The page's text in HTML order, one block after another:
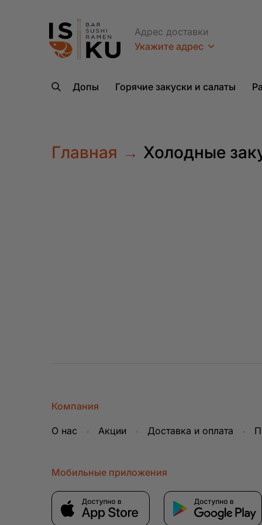
Адрес доставки
Укажите адрес
Допы Горячие закуски и салаты
Главная → Холодные
Компания
О нас Акции Доставка и оплата
Мобильные приложения
Куда